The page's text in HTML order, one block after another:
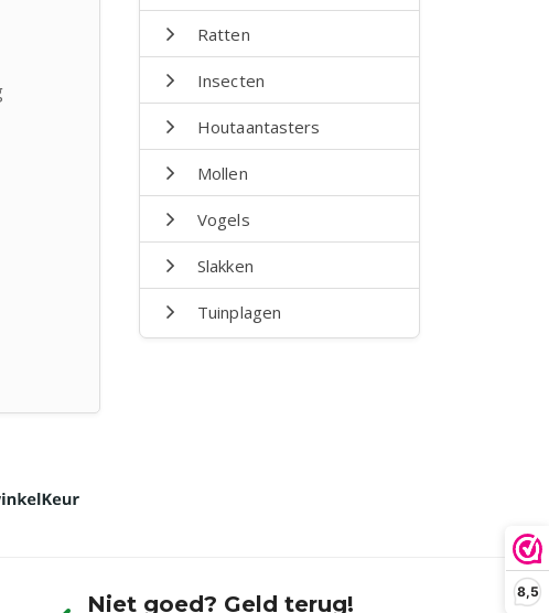
8,5
Ratten
Insecten
Houtaantasters
Mollen
Vogels
Slakken
Tuinplagen
Niet goed? Geld terug!